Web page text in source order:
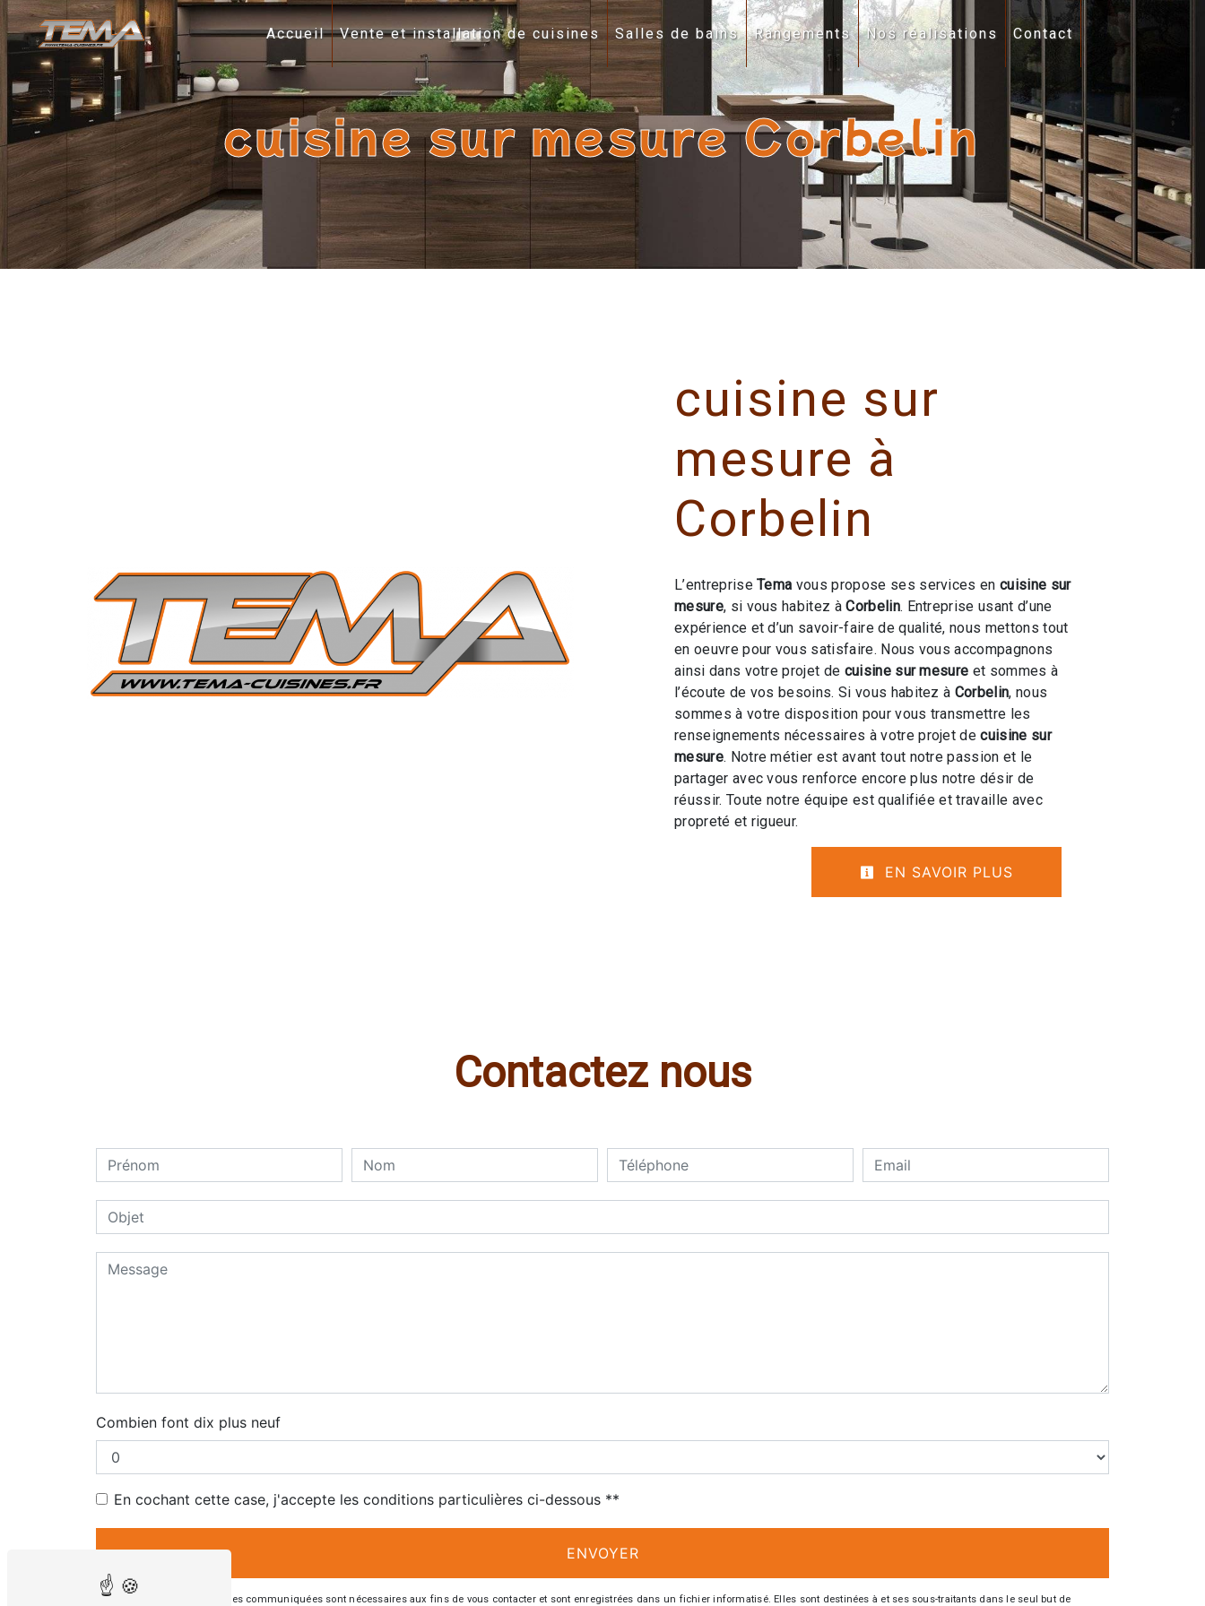
Accueil Vente et installation de cuisines Salles de bains Rangements Nos réalisations Contact
cuisine sur mesure Corbelin
cuisine sur
mesure à
Corbelin
L’entrepriseTema vous propose ses services encuisine sur
mesure, si vous habitez àCorbelin. Entreprise usant d’une
expérience et d’un savoir-faire de qualité, nous mettons tout
en oeuvre pour vous satisfaire. Nous vous accompagnons
ainsi dans votre projet de cuisine sur mesure et sommes à
l’écoute de vos besoins. Si vous habitez à Corbelin, nous
sommes à votre disposition pour vous transmettre les
renseignements nécessaires à votre projet decuisine sur
mesure. Notre métier est avant tout notre passion et le
partager avec vous renforce encore plus notre désir de
réussir. Toute notre équipe est qualifiée et travaille avec
propreté et rigueur.
EN SAVOIR PLUS
Contactez nous
Combien font dix plus neuf
En cochant cette case, j'accepte les conditions particulières ci-dessous **
ENVOYER
** Les données personnelles communiquées sont nécessaires aux fins de vous contacter et sont enregistrées dans un fichier informatisé. Elles sont destinées à et ses sous-traitants dans le seul but de
Panneau de gestion des cookies